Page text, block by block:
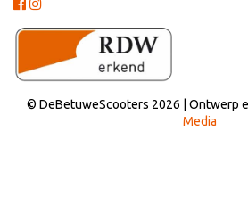
© DeBetuweScooters 2026 | Ontwerp
Media